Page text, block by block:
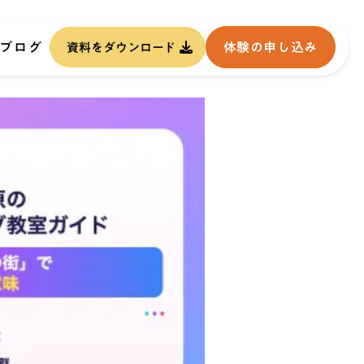
ログ 資料をダウンロード 体験の申し込み